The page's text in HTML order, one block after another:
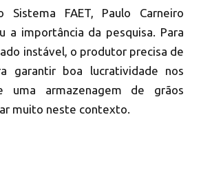
FAET, Paulo Carneiro
a importância da pesquisa. Para
instável, o produtor precisa de
garantir boa lucratividade nos
uma armazenagem de grãos
muito neste contexto.